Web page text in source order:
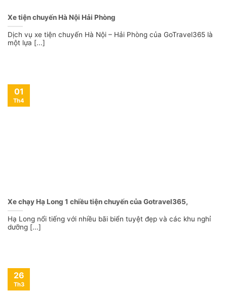
Xe tiện chuyến Hà Nội Hải Phòng
Dịch vụ xe tiện chuyến Hà Nội – Hải Phòng của GoTravel365 là
một lựa [...]
Xe chạy Hạ Long 1 chiều tiện chuyến của Gotravel365,
Hạ Long nổi tiếng với nhiều bãi biển tuyệt đẹp và các khu nghỉ
dưỡng [...]
01
Th4
26
Th3